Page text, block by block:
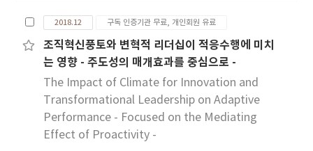
의적인 개인으로 인하여 만들어 질 수 있는 것이 아니
라, 구성원이 창의적일 수 있는 조직문화가 중요하다.
많은 연구에서는 리더의 역할이 조직문화 조성에 중
요한 기반으로 보고 있다. 본 연구에서는 변혁적 리더
십과 거래적 리더십의 개념 및 구성요소에 대한 명확
한 설명을 토대로 팔로어의 창의성과 리더십의 관계
를 검증하고자 한다. 기존에 연구된 리더십과 창의성
의 관계에 팔로어의 정체성을 매개변수로, 지각된 조
2018.12 구독 인증기관 무료, 개인회원 유료
조직혁신풍토와 변혁적 리더십이 적응수행에 미치
는 영향 - 주도성의 매개효과를 중심으로 -
The Impact of Climate for Innovation and
Transformational Leadership on Adaptive
Performance - Focused on the Mediating
Effect of Proactivity -